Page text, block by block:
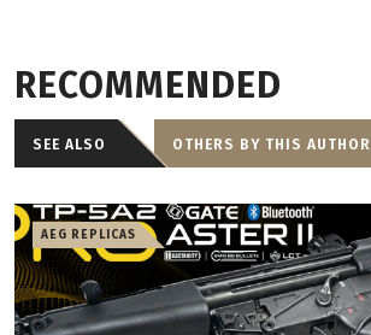
RECOMMENDED
SEE ALSO OTHERS BY THIS AUTHOR
AEG REPLICAS